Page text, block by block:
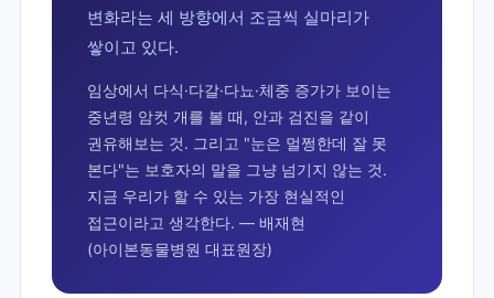
변화라는 세 방향에서 조금씩 실마리가
쌓이고 있다.
임상에서 다식·다갈·다뇨·체중 증가가 보이는
중년령 암컷 개를 볼 때, 안과 검진을 같이
권유해보는 것. 그리고 "눈은 멀쩡한데 잘 못
본다"는 보호자의 말을 그냥 넘기지 않는 것.
지금 우리가 할 수 있는 가장 현실적인
접근이라고 생각한다. — 배재현
(아이본동물병원 대표원장)